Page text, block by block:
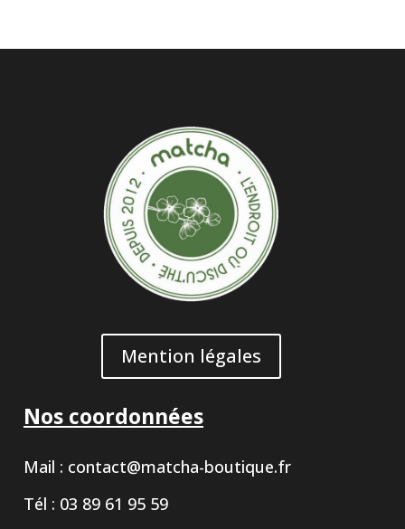
Mention légales
Nos coordonnées
Mail : contact@matcha-boutique.fr
Tél : 03 89 61 95 59